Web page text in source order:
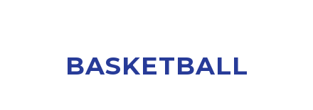
BASKETBALL